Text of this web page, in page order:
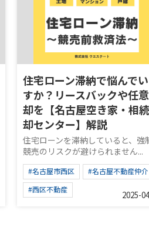
住宅ローン滞納で悩んで
すか？リースバックや任
却を【名古屋空き家・相
却センター】解説
住宅ローンを滞納していると、強
競売のリスクが避けられません...
#名古屋市西区
#名古屋不動産仲介
#西区不動産
2025-